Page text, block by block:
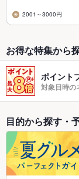
2001～3000円
お得な特集から
ポイント
対象日時の
目的から探す・